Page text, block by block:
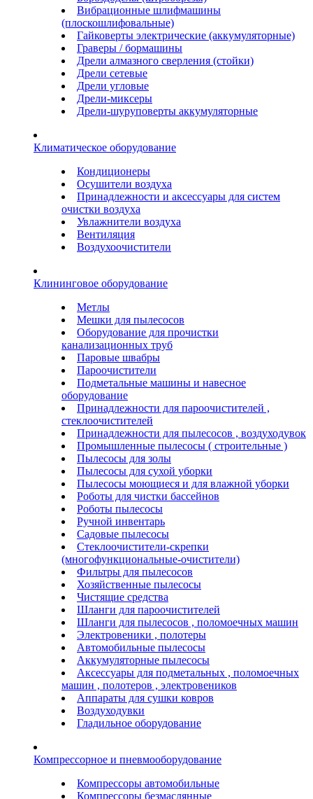
Вибрационные шлифмашины
(плоскошлифовальные)
Гайковерты электрические (аккумуляторные)
Граверы / бормашины
Дрели алмазного сверления (стойки)
Дрели сетевые
Дрели угловые
Дрели-миксеры
Дрели-шуруповерты аккумуляторные
Климатическое оборудование
Кондиционеры
Осушители воздуха
Принадлежности и аксессуары для систем
очистки воздуха
Увлажнители воздуха
Вентиляция
Воздухоочистители
Клининговое оборудование
Метлы
Мешки для пылесосов
Оборудование для прочистки
канализационных труб
Паровые швабры
Пароочистители
Подметальные машины и навесное
оборудование
Принадлежности для пароочистителей ,
стеклоочистителей
Принадлежности для пылесосов , воздуходувок
Промышленные пылесосы ( строительные )
Пылесосы для золы
Пылесосы для сухой уборки
Пылесосы моющиеся и для влажной уборки
Роботы для чистки бассейнов
Роботы пылесосы
Ручной инвентарь
Садовые пылесосы
Стеклоочистители-скрепки
(многофункциональные-очистители)
Фильтры для пылесосов
Хозяйственные пылесосы
Чистящие средства
Шланги для пароочистителей
Шланги для пылесосов , поломоечных машин
Электровеники , полотеры
Автомобильные пылесосы
Аккумуляторные пылесосы
Аксессуары для подметальных , поломоечных
машин , полотеров , электровеников
Аппараты для сушки ковров
Воздуходувки
Гладильное оборудование
Компрессорное и пневмооборудование
Компрессоры автомобильные
Компрессоры безмаслянные